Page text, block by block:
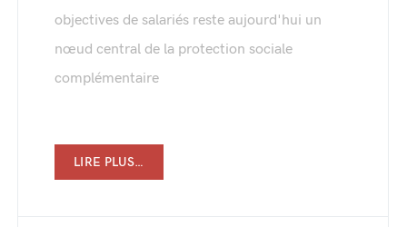
objectives de salariés reste aujourd'hui un
nœud central de la protection sociale
complémentaire
LIRE PLUS…